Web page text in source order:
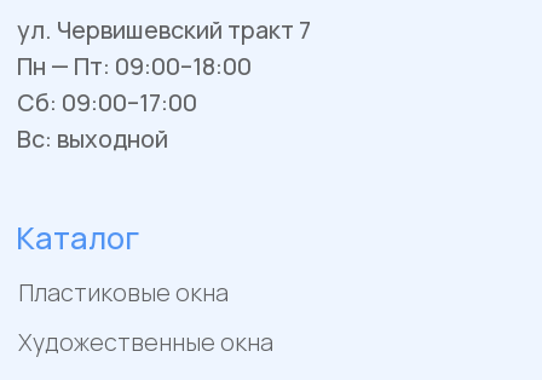
Покупателям
Отзывы
Акции
Помощь
Ремонт окон и балконов
Пример цен носит исключительно информационный